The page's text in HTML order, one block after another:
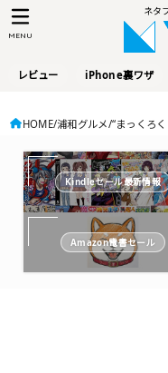
ネタ
レビュー iPhone裏ワザ
MENU
HOME 浦和グルメ “まっくろ
Kindleセール最新情報
Amazon電書セール